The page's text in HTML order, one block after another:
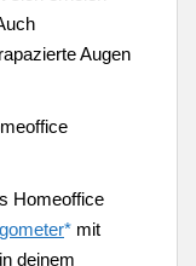
Augen
Homeoffice
* mit
deinem